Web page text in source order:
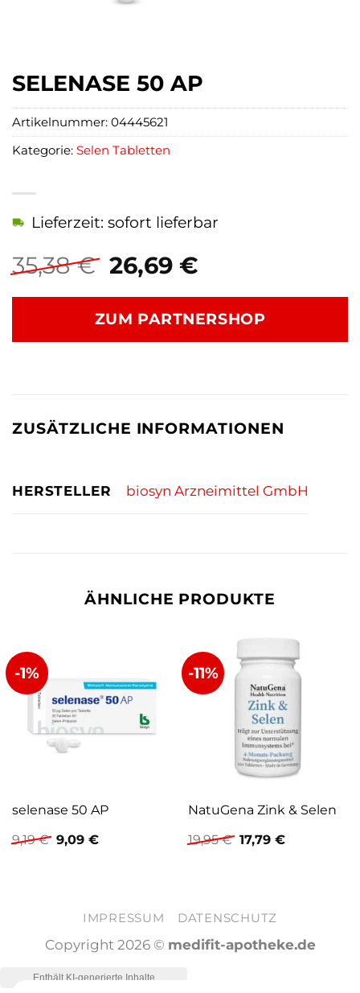
SELENASE 50 AP
35,38€ Ursprünglicher
Preis
war:
35,38 €
26,69 €Aktueller
ist:
26,69 €.
Lieferzeit: sofort lieferbar
ZUM PARTNERSHOP
Artikelnummer: 04445621
Kategorie: Selen Tabletten
ZUSÄTZLICHE INFORMATIONEN
HERSTELLER biosyn Arzneimittel GmbH
ÄHNLICHE PRODUKTE
-1%
selenase 50 AP
9,19€ Ursprünglicher
Preis
9,09 €Aktueller
-11%
NatuGena Zink & Selen
19,95€ Ursprünglicher
Preis
17,79 €Aktueller
IMPRESSUM DATENSCHUTZ
Copyright 2026 © medifit-apotheke.de